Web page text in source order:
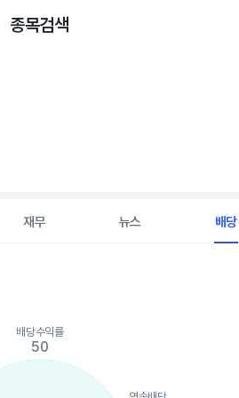
종목검색
재무 뉴스 배당
from 50 to 100.
배당수익률
50